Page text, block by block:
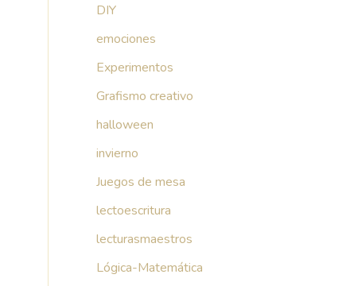
DIY
emociones
Experimentos
Grafismo creativo
halloween
invierno
Juegos de mesa
lectoescritura
lecturasmaestros
Lógica-Matemática